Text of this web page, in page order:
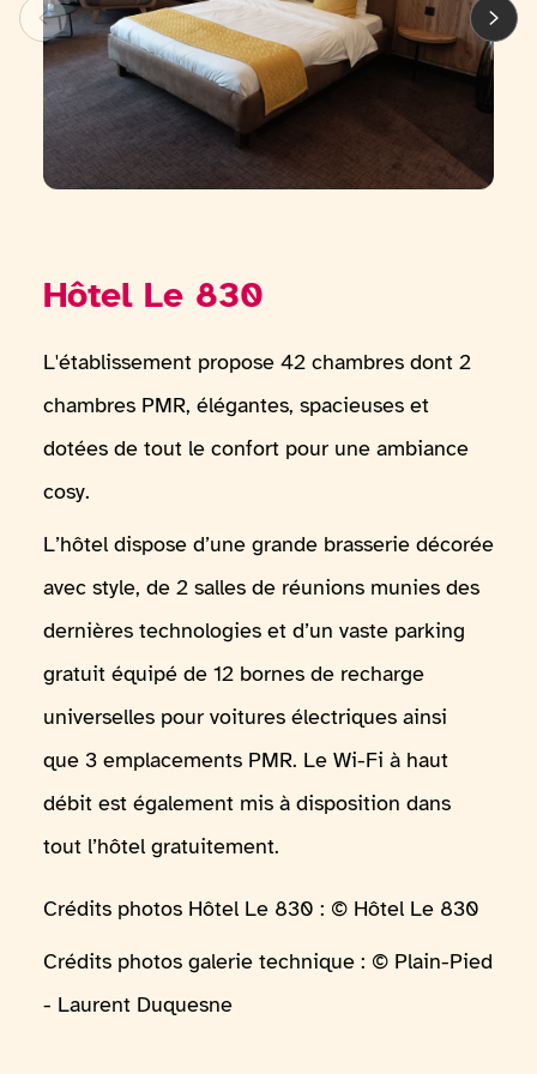
Hôtel Le 830
L'établissement propose 42 chambres dont 2
chambres PMR, élégantes, spacieuses et
dotées de tout le confort pour une ambiance
cosy.
L’hôtel dispose d’une grande brasserie décorée
avec style, de 2 salles de réunions munies des
dernières technologies et d’un vaste parking
gratuit équipé de 12 bornes de recharge
universelles pour voitures électriques ainsi
que 3 emplacements PMR. Le Wi-Fi à haut
débit est également mis à disposition dans
tout l’hôtel gratuitement.
Crédits photos Hôtel Le 830 : © Hôtel Le 830
Crédits photos galerie technique : © Plain-Pied
- Laurent Duquesne